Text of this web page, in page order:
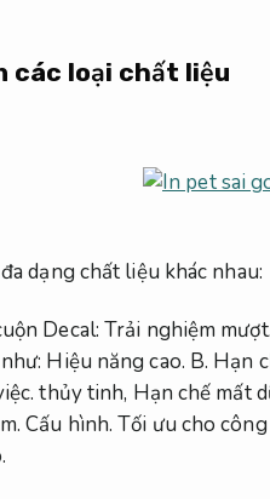
các loại chất liệu
dạng chất liệu khác nhau:
Decal:Trải nghiệm mượt.
Hiệu năng cao. B. Hạn
thủy tinh, Hạn chế mất
Cấu hình. Tối ưu cho công